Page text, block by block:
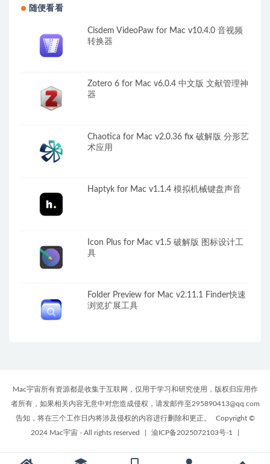
随便看看
Cisdem VideoPaw for Mac v10.4.0 音视频
转换器
Zotero 6 for Mac v6.0.4 中文版 文献管理神
器
Chaotica for Mac v2.0.36 fix 破解版 分形艺
术应用
Haptyk for Mac v1.1.4 模拟机械键盘声音
Icon Plus for Mac v1.5 破解版 图标设计工
具
Folder Preview for Mac v2.11.1 Finder快速
浏览扩展工具
Mac宇宙所有资源都是收集于互联网，仅用于学习和研究使用，版权归应用作
者所有，如果相关内容无意中对您造成侵权，请发邮件至295890413@qq.com
告知，将在三个工作日内将涉及侵权的内容进行删除和更正。
Copyright ©
2024 Mac宇宙 - All rights reserved
渝ICP备2025072103号-1